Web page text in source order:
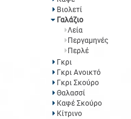
Βιολετί
Γαλάζιο
Λεία
Περγαμηνές
Περλέ
Γκρι
Γκρι Ανοικτό
Γκρι Σκούρο
Θαλασσί
Καφέ Σκούρο
Κίτρινο